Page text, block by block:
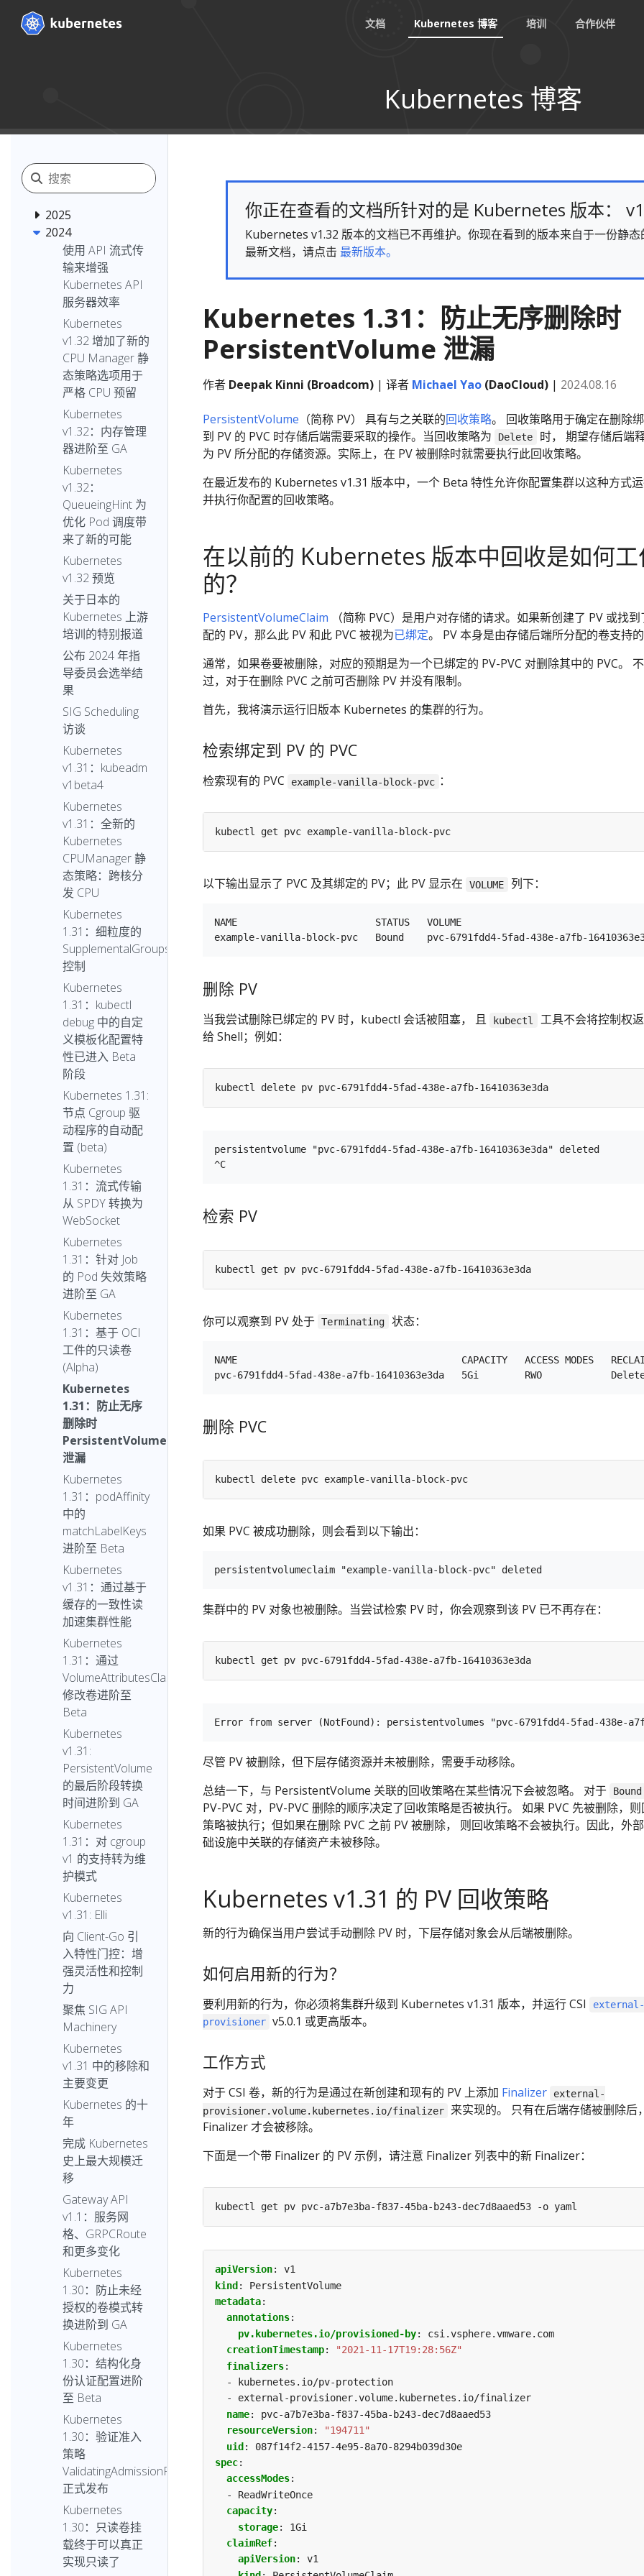
文档 Kubernetes 博客 培训 合作伙伴
Kubernetes 博客
2025
2024
使用 API 流式传
输来增强
Kubernetes API
服务器效率
Kubernetes
v1.32 增加了新的
CPU Manager 静
态策略选项用于
严格 CPU 预留
Kubernetes
v1.32：内存管理
器进阶至 GA
Kubernetes
v1.32：
QueueingHint 为
优化 Pod 调度带
来了新的可能
Kubernetes
v1.32 预览
关于日本的
Kubernetes 上游
培训的特别报道
公布 2024 年指
导委员会选举结
果
SIG Scheduling
访谈
Kubernetes
v1.31：kubeadm
v1beta4
Kubernetes
v1.31：全新的
Kubernetes
CPUManager 静
态策略：跨核分
发 CPU
Kubernetes
1.31：细粒度的
SupplementalGroups
控制
Kubernetes
1.31：kubectl
debug 中的自定
义模板化配置特
性已进入 Beta
阶段
Kubernetes 1.31:
节点 Cgroup 驱
动程序的自动配
置 (beta)
Kubernetes
1.31：流式传输
从 SPDY 转换为
WebSocket
Kubernetes
1.31：针对 Job
的 Pod 失效策略
进阶至 GA
Kubernetes
1.31：基于 OCI
工件的只读卷
(Alpha)
Kubernetes
1.31：防止无序
删除时
PersistentVolume
泄漏
Kubernetes
1.31：podAffinity
中的
matchLabelKeys
进阶至 Beta
Kubernetes
v1.31：通过基于
缓存的一致性读
加速集群性能
Kubernetes
1.31：通过
VolumeAttributesClass
修改卷进阶至
Beta
Kubernetes
v1.31:
PersistentVolume
的最后阶段转换
时间进阶到 GA
Kubernetes
1.31：对 cgroup
v1 的支持转为维
护模式
Kubernetes
v1.31: Elli
向 Client-Go 引
入特性门控：增
强灵活性和控制
力
聚焦 SIG API
Machinery
Kubernetes
v1.31 中的移除和
主要变更
Kubernetes 的十
年
完成 Kubernetes
史上最大规模迁
移
Gateway API
v1.1：服务网
格、GRPCRoute
和更多变化
Kubernetes
1.30：防止未经
授权的卷模式转
换进阶到 GA
Kubernetes
1.30：结构化身
份认证配置进阶
至 Beta
Kubernetes
1.30：验证准入
策略
ValidatingAdmissionPolicy
正式发布
Kubernetes
1.30：只读卷挂
载终于可以真正
实现只读了
你正在查看的文档所针对的是 Kubernetes 版本：
Kubernetes v1.32 版本的文档已不再维护。你现在看到的版本来自于一份静
最新文档，请点击 最新版本。
Kubernetes 1.31：防止无序删除时
PersistentVolume 泄漏
作者 Deepak Kinni (Broadcom) | 译者 Michael Yao (DaoCloud) | 2024.08.16
PersistentVolume （简称 PV） 具有与之关联的回收策略。 回收策略用于确定在删除
到 PV 的 PVC 时存储后端需要采取的操作。当回收策略为
Delete
时， 期望存储后端
为 PV 所分配的存储资源。实际上，在 PV 被删除时就需要执行此回收策略。
在最近发布的 Kubernetes v1.31 版本中，一个 Beta 特性允许你配置集群以这种方式
并执行你配置的回收策略。
在以前的 Kubernetes 版本中回收是如何
的？
PersistentVolumeClaim （简称 PVC）是用户对存储的请求。如果新创建了 PV 或找
配的 PV，那么此 PV 和此 PVC 被视为已绑定。 PV 本身是由存储后端所分配的卷支持
通常，如果卷要被删除，对应的预期是为一个已绑定的 PV-PVC 对删除其中的 PVC。 不
过，对于在删除 PVC 之前可否删除 PV 并没有限制。
首先，我将演示运行旧版本 Kubernetes 的集群的行为。
检索绑定到 PV 的 PVC
检索现有的 PVC example-vanilla-block-pvc ：
以下输出显示了 PVC 及其绑定的 PV；此 PV 显示在 VOLUME 列下：
NAME                        STATUS   VOLUME
删除 PV
当我尝试删除已绑定的 PV 时，kubectl 会话被阻塞， 且 kubectl
工具不会将控制权
给 Shell；例如：
persistentvolume "pvc-6791fdd4-5fad-438e-a7fb-16410363e3da" deleted
检索 PV
你可以观察到 PV 处于 Terminating 状态：
NAME                                       CAPACITY   ACCESS MODES
删除 PVC
如果 PVC 被成功删除，则会看到以下输出：
集群中的 PV 对象也被删除。当尝试检索 PV 时，你会观察到该 PV 已不再存在：
尽管 PV 被删除，但下层存储资源并未被删除，需要手动移除。
总结一下，与 PersistentVolume 关联的回收策略在某些情况下会被忽略。 对于
Bound
PV-PVC 对，PV-PVC 删除的顺序决定了回收策略是否被执行。 如果 PVC 先被删除，
策略被执行；但如果在删除 PVC 之前 PV 被删除， 则回收策略不会被执行。因此，外
础设施中关联的存储资产未被移除。
Kubernetes v1.31 的 PV 回收策略
新的行为确保当用户尝试手动删除 PV 时，下层存储对象会从后端被删除。
如何启用新的行为？
要利用新的行为，你必须将集群升级到 Kubernetes v1.31 版本，并运行 CSI
provisioner v5.0.1 或更高版本。
工作方式
对于 CSI 卷，新的行为是通过在新创建和现有的 PV 上添加 Finalizer
external-
provisioner.volume.kubernetes.io/finalizer
来实现的。 只有在后端存储被删除后
Finalizer 才会被移除。
下面是一个带 Finalizer 的 PV 示例，请注意 Finalizer 列表中的新 Finalizer：
apiVersion:
v1
kind :
PersistentVolume
metadata:
annotations:
pv.kubernetes.io/provisioned-by:
csi.vsphere.vmware.com
creationTimestamp:
"2021-11-17T19:28:56Z"
finalizers:
- kubernetes.io/pv-protection
- external-provisioner.volume.kubernetes.io/finalizer
name:
pvc-a7b7e3ba-f837-45ba-b243-dec7d8aaed53
resourceVersion:
"194711"
uid :
087f14f2-4157-4e95-8a70-8294b039d30e
spec:
accessModes:
- ReadWriteOnce
capacity:
storage:
1Gi
claimRef:
apiVersion:
v1